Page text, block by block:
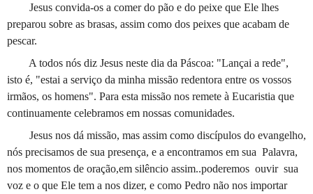
Jesus convida-os a comer do pão e do peixe que Ele lhes
preparou sobre as brasas, assim como dos peixes que acabam de
pescar.
A todos nós diz Jesus neste dia da Páscoa: "Lançai a rede",
isto é, "estai a serviço da minha missão redentora entre os vossos
irmãos, os homens". Para esta missão nos remete à Eucaristia que
continuamente celebramos em nossas comunidades.
Jesus nos dá missão, mas assim como discípulos do evangelho,
nós precisamos de sua presença, e a encontramos em sua Palavra,
nos momentos de oração,em silêncio assim..poderemos ouvir sua
voz e o que Ele tem a nos dizer, e como Pedro não nos importar